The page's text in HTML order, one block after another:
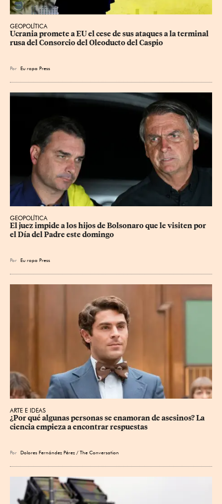
GEOPOLÍTICA
Ucrania promete a EU el cese de sus ataques a la terminal
rusa del Consorcio del Oleoducto del Caspio
Por Eu ropa Press
GEOPOLÍTICA
El juez impide a los hijos de Bolsonaro que le visiten por
el Día del Padre este domingo
Por Eu ropa Press
ARTE E IDEAS
¿Por qué algunas personas se enamoran de asesinos? La
ciencia empieza a encontrar respuestas
Por Dolores Fernández Pérez / The Conversation